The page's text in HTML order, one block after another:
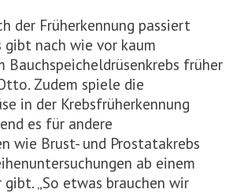
der Früherkennung passiert
gibt nach wie vor kaum
Bauchspeicheldrüsenkrebs früher
Zudem spiele die
in der Krebsfrüherkennung
es für andere
wie Brust- und Prostatakrebs
ab einem
„So etwas brauchen wir